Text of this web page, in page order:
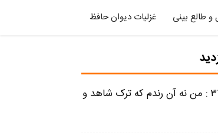
غزلیات دیوان حافظ و طالع بینی
غزل شماره ۳۴۶ : من نه آن رندم که ترک شاهد و